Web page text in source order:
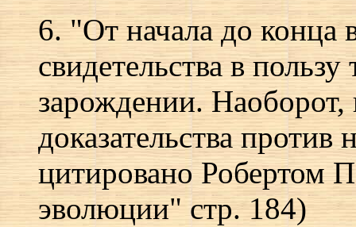
6. "От начала до конца
свидетельства в
зарождении.
доказательства
цитировано Робертом
эволюции" стр. 184)